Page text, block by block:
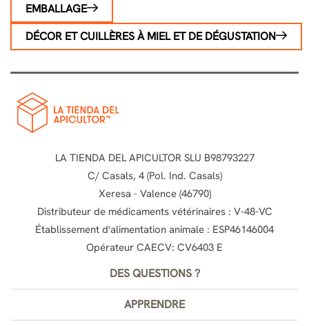
EMBALLAGE
DÉCOR ET CUILLÈRES À MIEL ET DE DÉGUSTATION
LA TIENDA DEL APICULTOR SLU B98793227
C/ Casals, 4 (Pol. Ind. Casals)
Xeresa - Valence (46790)
Distributeur de médicaments vétérinaires : V-48-VC
Établissement d'alimentation animale : ESP46146004
Opérateur CAECV: CV6403 E
DES QUESTIONS ?
APPRENDRE